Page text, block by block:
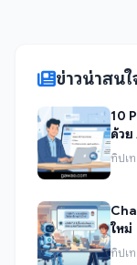
ข่าวน่าสนใ
10
ด้วย
ทิปเ
ใหม่
ทิปเ